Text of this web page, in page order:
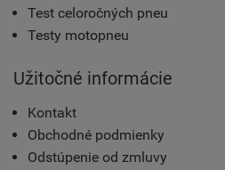
Test celoročných pneu
Testy motopneu
Užitočné informácie
Kontakt
Obchodné podmienky
Odstúpenie od zmluvy